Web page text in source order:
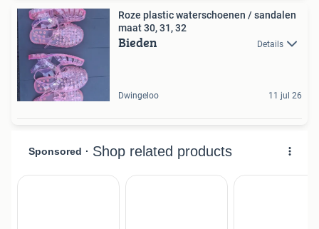
Roze plastic waterschoenen / sandalen
maat 30, 31, 32
Bieden Details
Dwingeloo 11 jul 26